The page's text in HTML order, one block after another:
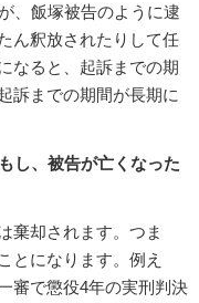
、飯塚被告のように逮
ん釈放されたりして任
なると、起訴までの期
訴までの期間が長期に
し、被告が亡くなった
棄却されます。つま
とになります。例え
審で懲役4年の実刑判決